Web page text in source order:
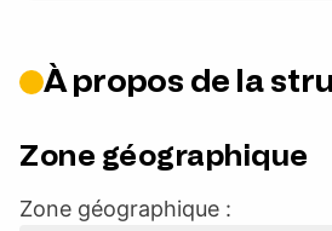
À propos de la
Zone géographique
Zone géographique :